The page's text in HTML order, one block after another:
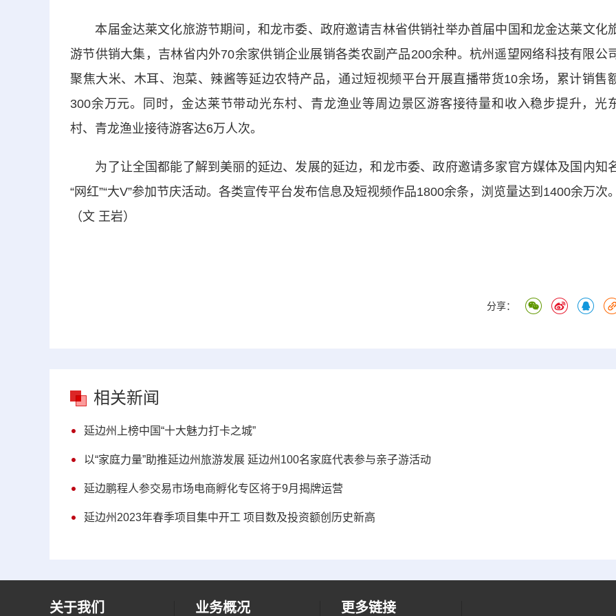
本届金达莱文化旅游节期间，和龙市委、政府邀请吉林省供销社举办首届中国和龙金达莱文化
游节供销大集，吉林省内外70余家供销企业展销各类农副产品200余种。杭州遥望网络科技有限公司
聚焦大米、木耳、泡菜、辣酱等延边农特产品，通过短视频平台开展直播带货10余场，累计销售
300余万元。同时，金达莱节带动光东村、青龙渔业等周边景区游客接待量和收入稳步提升，光
村、青龙渔业接待游客达6万人次。
为了让全国都能了解到美丽的延边、发展的延边，和龙市委、政府邀请多家官方媒体及国内知
“网红”“大V”参加节庆活动。各类宣传平台发布信息及短视频作品1800余条，浏览量达到1400余万次。
（文 王岩）
分享：
相关新闻
延边州上榜中国“十大魅力打卡之城”
以“家庭力量”助推延边州旅游发展 延边州100名家庭代表参与亲子游活动
延边鹏程人参交易市场电商孵化专区将于9月揭牌运营
延边州2023年春季项目集中开工 项目数及投资额创历史新高
关于我们 业务概况 更多链接